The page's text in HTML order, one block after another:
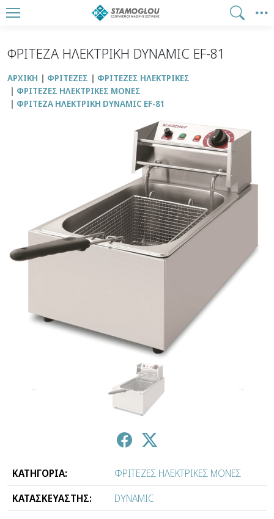
ΦΡΙΤΕΖΑ ΗΛΕΚΤΡΙΚΗ DYNAMIC EF-81
ΑΡΧΙΚΉ ΦΡΙΤΕΖΕΣ
ΦΡΙΤΕΖΕΣ ΗΛΕΚΤΡΙΚΕΣ
ΦΡΙΤΕΖΕΣ ΗΛΕΚΤΡΙΚΕΣ ΜΟΝΕΣ
ΦΡΙΤΕΖΑ ΗΛΕΚΤΡΙΚΗ DYNAMIC EF-81
↑ ↓
ΚΑΤΗΓΟΡΙΑ:
ΦΡΙΤΕΖΕΣ ΗΛΕΚΤΡΙΚΕΣ ΜΟΝΕΣ
ΚΑΤΑΣΚΕΥΑΣΤΗΣ:
DYNAMIC